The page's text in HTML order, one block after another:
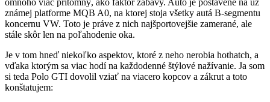
omnoho viac prítomný, ako faktor zábavy. Auto je postavené na už
známej platforme MQB A0, na ktorej stoja všetky autá B-segmentu
koncernu VW. Toto je práve z nich najšportovejšie zamerané, ale
stále skôr len na poľahodenie oka.
Je v tom hneď niekoľko aspektov, ktoré z neho nerobia hothatch, a
vďaka ktorým sa viac hodí na každodenné štýlové nažívanie. Ja som
si teda Polo GTI dovolil vziať na viacero kopcov a zákrut a toto
konštatujem: